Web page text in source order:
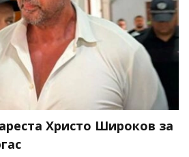
Христо Широков за